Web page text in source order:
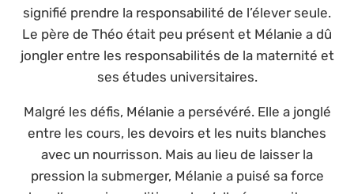
signifié prendre la responsabilité de l’élever seule.
Le père de Théo était peu présent et Mélanie a dû
jongler entre les responsabilités de la maternité et
ses études universitaires.
Malgré les défis, Mélanie a persévéré. Elle a jonglé
entre les cours, les devoirs et les nuits blanches
avec un nourrisson. Mais au lieu de laisser la
pression la submerger, Mélanie a puisé sa force